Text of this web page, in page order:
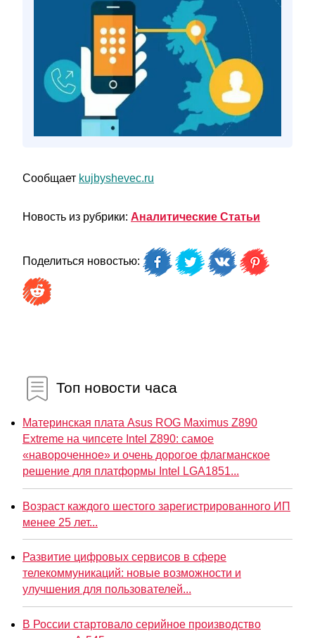
Сообщает kujbyshevec.ru
Новость из рубрики: Аналитические Статьи
Поделиться новостью:
Топ новости часа
Материнская плата Asus ROG Maximus Z890
Extreme на чипсете Intel Z890: самое
«навороченное» и очень дорогое флагманское
решение для платформы Intel LGA1851...
Возраст каждого шестого зарегистрированного ИП
менее 25 лет...
Развитие цифровых сервисов в сфере
телекоммуникаций: новые возможности и
улучшения для пользователей...
В России стартовало серийное производство